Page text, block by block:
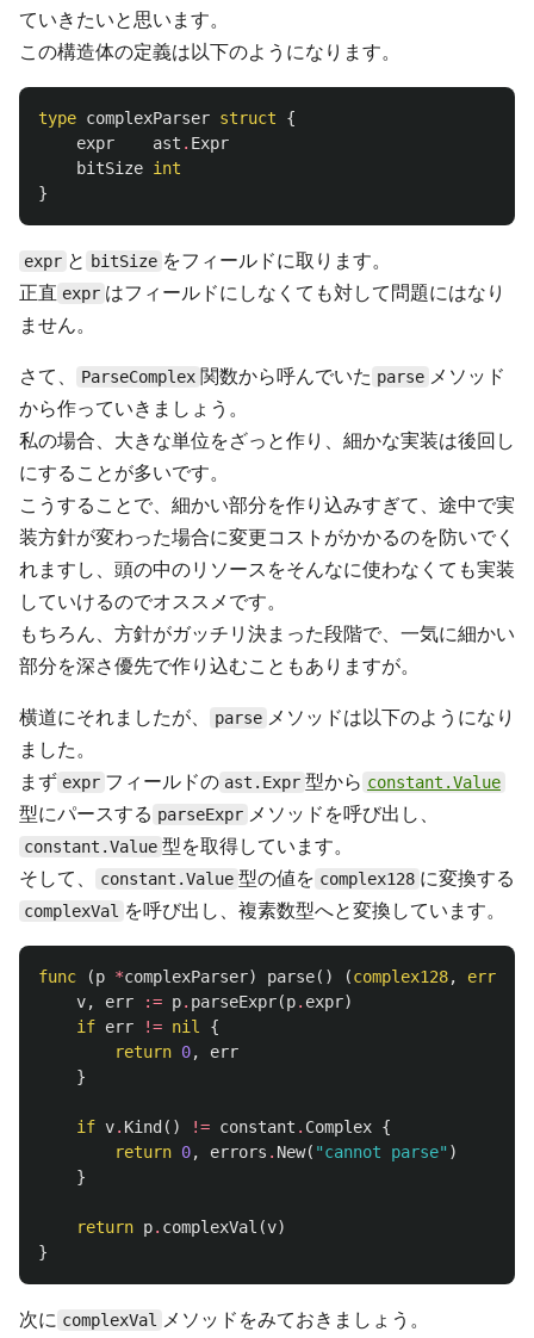
ていきたいと思います。
この構造体の定義は以下のようになります。
type complexParser struct
{
expr
ast . Expr
bitSize int
}
expr と bitSize をフィールドに取ります。
正直 expr はフィールドにしなくても対して問題にはなり
ません。
さて、 ParseComplex 関数から呼んでいた parse メソッド
から作っていきましょう。
私の場合、大きな単位をざっと作り、細かな実装は後回し
にすることが多いです。
こうすることで、細かい部分を作り込みすぎて、途中で実
装方針が変わった場合に変更コストがかかるのを防いでく
れますし、頭の中のリソースをそんなに使わなくても実装
していけるのでオススメです。
もちろん、方針がガッチリ決まった段階で、一気に細かい
部分を深さ優先で作り込むこともありますが。
横道にそれましたが、 parse メソッドは以下のようになり
ました。
まず expr フィールドの ast.Expr 型から constant.Value
型にパースする parseExpr メソッドを呼び出し、
constant.Value 型を取得しています。
そして、
constant.Value 型の値を complex128 に変換する
complexVal を呼び出し、複素数型へと変換しています。
func (p *complexParser) parse() (complex128, error
v, err := p. parseExpr(p. expr)
if err != nil
{
return 0,
err
}
if v. Kind () != constant . Complex {
return 0, errors . New( "cannot parse" )
}
return p. complexVal (v)
}
次に complexVal メソッドをみておきましょう。